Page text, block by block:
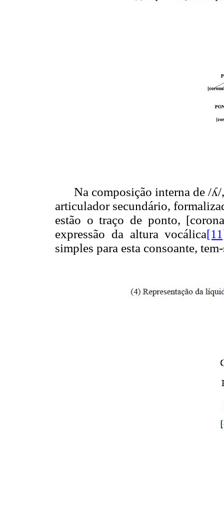
Na composição interna de /
articulador secundário,
estão o traço de ponto,
expressão da altura vocálica
simples para esta consoante,